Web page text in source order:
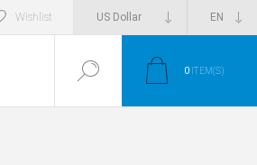
Wishlist
0 ITEM(S)